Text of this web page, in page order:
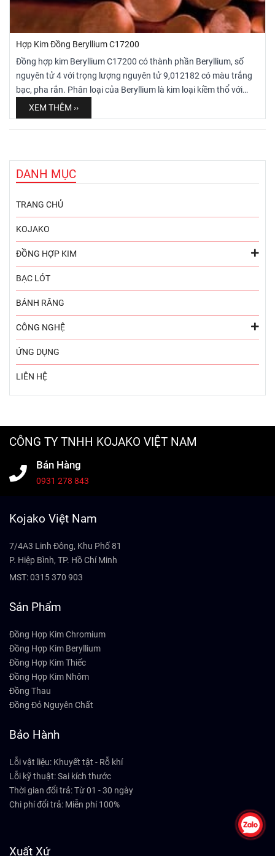
Hợp Kim Đồng Beryllium C17200
Đồng hợp kim Beryllium C17200 có thành phần Beryllium, số
nguyên tử 4 với trọng lượng nguyên tử 9,012182 có màu trắng
bạc, pha rắn. Phân loại của Beryllium là kim loại kiềm thổ với
điểm nóng chảy tới 1.287oC và điểm sôi là 2.569oC, hơn nữa
cấu trúc tinh thể là lục giác. Do đó, Đồng hợp kim Beryllium
C17200 là có cơ tính khá cao để sử dụng làm Bánh hàn lăn/
thẩm mỹ, độ bền cao và đẹp.
XEM THÊM ››
DANH MỤC
TRANG CHỦ
KOJAKO
ĐỒNG HỢP KIM
BẠC LÓT
BÁNH RĂNG
CÔNG NGHỆ
ỨNG DỤNG
LIÊN HỆ
CÔNG TY TNHH KOJAKO VIỆT NAM
Bán Hàng
0931 278 843
Kojako Việt Nam
7/4A3 Linh Đông, Khu Phố 81
P. Hiệp Bình, TP. Hồ Chí Minh
MST: 0315 370 903
Sản Phẩm
Đồng Hợp Kim Chromium
Đồng Hợp Kim Beryllium
Đồng Hợp Kim Thiếc
Đồng Hợp Kim Nhôm
Đồng Thau
Đồng Đỏ Nguyên Chất
Bảo Hành
Lỗi vật liệu: Khuyết tật - Rỗ khí
Lỗi kỹ thuật: Sai kích thước
Thời gian đổi trả: Từ 01 - 30 ngày
Chi phí đổi trả: Miễn phí 100%
Xuất Xứ